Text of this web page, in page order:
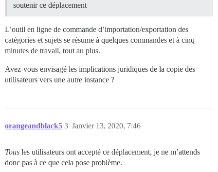
soutenir ce déplacement
L’outil en ligne de commande d’importation/exportation des
catégories et sujets se résume à quelques commandes et à cinq
minutes de travail, tout au plus.
Avez-vous envisagé les implications juridiques de la copie des
utilisateurs vers une autre instance ?
orangeandblack5 Janvier 13, 2020, 7:46
3
Tous les utilisateurs ont accepté ce déplacement, je ne m’attends
donc pas à ce que cela pose problème.